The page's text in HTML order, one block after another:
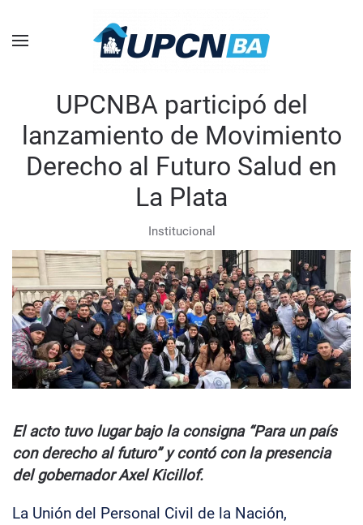
Skip to main content
UPCNBA participó del
lanzamiento de Movimiento
Derecho al Futuro Salud en
La Plata
Institucional
El acto tuvo lugar bajo la consigna “Para un país
con derecho al futuro” y contó con la presencia
del gobernador Axel Kicillof.
La Unión del Personal Civil de la Nación,